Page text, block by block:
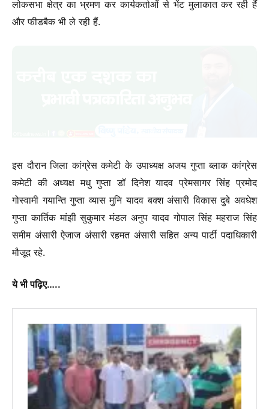
लोकसभा क्षेत्र का भ्रमण कर कार्यकर्ताओं से भेंट मुलाकात कर रही हैं
और फीडबैक भी ले रही हैं.
इस दौरान जिला कांग्रेस कमेटी के उपाध्यक्ष अजय गुप्ता ब्लाक कांग्रेस
कमेटी की अध्यक्ष मधु गुप्ता डॉ दिनेश यादव प्रेमसागर सिंह प्रमोद
गोस्वामी गयान्ति गुप्ता व्यास मुनि यादव बक्श अंसारी विकास दुबे अवधेश
गुप्ता कार्तिक मांझी सुकुमार मंडल अनुप यादव गोपाल सिंह महराज सिंह
समीम अंसारी ऐजाज अंसारी रहमत अंसारी सहित अन्य पार्टी पदाधिकारी
मौजूद रहे.
ये भी पढ़िए…..